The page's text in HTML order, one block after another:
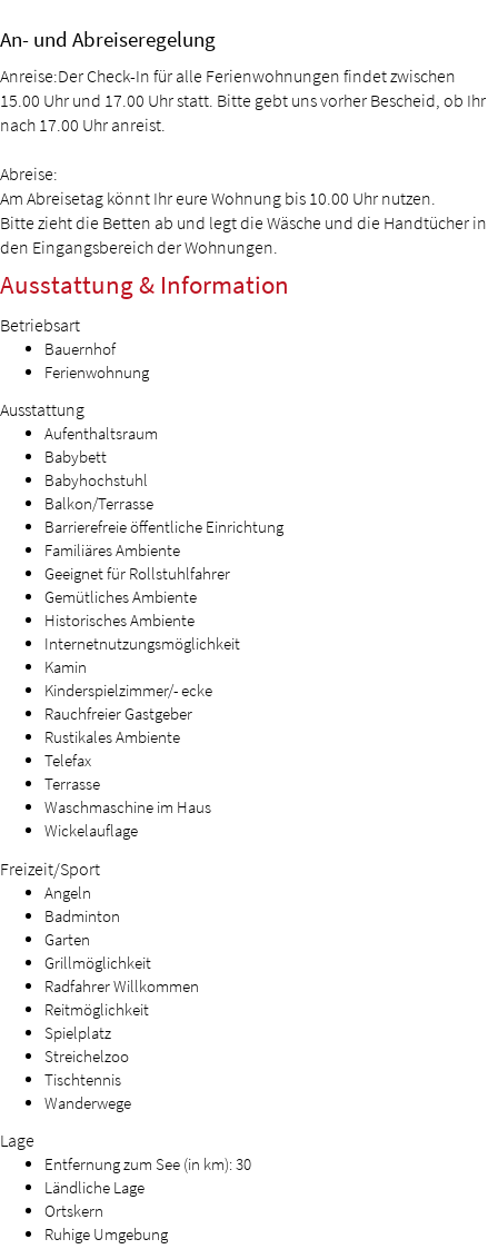
An- und Abreiseregelung
Anreise:Der Check-In für alle Ferienwohnungen findet zwischen
15.00 Uhr und 17.00 Uhr statt. Bitte gebt uns vorher Bescheid, ob Ihr
nach 17.00 Uhr anreist.
Abreise:
Am Abreisetag könnt Ihr eure Wohnung bis 10.00 Uhr nutzen.
Bitte zieht die Betten ab und legt die Wäsche und die Handtücher in
den Eingangsbereich der Wohnungen.
Ausstattung & Information
Betriebsart
Bauernhof
Ferienwohnung
Ausstattung
Aufenthaltsraum
Babybett
Babyhochstuhl
Balkon/Terrasse
Barrierefreie öffentliche Einrichtung
Familiäres Ambiente
Geeignet für Rollstuhlfahrer
Gemütliches Ambiente
Historisches Ambiente
Internetnutzungsmöglichkeit
Kamin
Kinderspielzimmer/- ecke
Rauchfreier Gastgeber
Rustikales Ambiente
Telefax
Terrasse
Waschmaschine im Haus
Wickelauflage
Freizeit/Sport
Angeln
Badminton
Garten
Grillmöglichkeit
Radfahrer Willkommen
Reitmöglichkeit
Spielplatz
Streichelzoo
Tischtennis
Wanderwege
Lage
Entfernung zum See (in km): 30
Ländliche Lage
Ortskern
Ruhige Umgebung